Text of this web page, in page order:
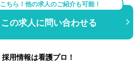
ちら！他の求人のご紹介も可能！
この求人に問い合わせる
用情報は看護プロ！